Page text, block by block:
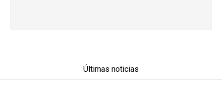
Últimas noticias